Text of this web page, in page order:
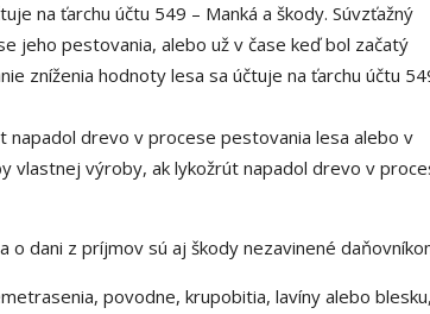
na ťarchu účtu 549 – Manká a škody. Súvzťažný
jeho pestovania, alebo už v čase keď bol začatý
zníženia hodnoty lesa sa účtuje na ťarchu účtu
napadol drevo v procese pestovania lesa alebo v
vlastnej výroby, ak lykožrút napadol drevo v
o dani z príjmov sú aj škody nezavinené
povodne, krupobitia, lavíny alebo blesku,